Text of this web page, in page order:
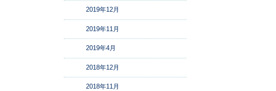
2019年12月
2019年11月
2019年4月
2018年12月
2018年11月